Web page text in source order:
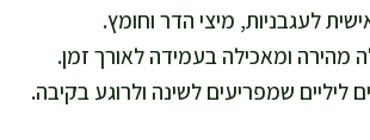
לעגבניות, מיצי הדר וחומץ.
מהירה ומאכילה בעמידה לאורך זמן.
ליליים שמפריעים לשינה ולרוגע בקיבה.